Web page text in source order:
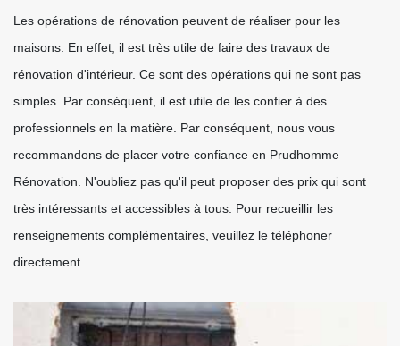
Les opérations de rénovation peuvent de réaliser pour les
maisons. En effet, il est très utile de faire des travaux de
rénovation d'intérieur. Ce sont des opérations qui ne sont pas
simples. Par conséquent, il est utile de les confier à des
professionnels en la matière. Par conséquent, nous vous
recommandons de placer votre confiance en Prudhomme
Rénovation. N'oubliez pas qu'il peut proposer des prix qui sont
très intéressants et accessibles à tous. Pour recueillir les
renseignements complémentaires, veuillez le téléphoner
directement.